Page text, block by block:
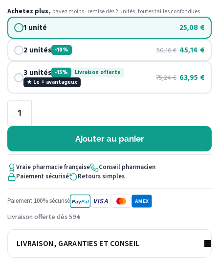
Achetez plus, payez moins · remise dès 2 unités, toutes tailles confondues
1 unité 25,08 €
2 unités -10% 50,16€ 45,14 €
3 unités -15%
Livraison offerte
★ Le + avantageux
75,24€ 63,95 €
Ajouter au panier
Vraie pharmacie française
Conseil pharmacien
Paiement sécurisé
Retours simples
Paiement 100% sécurisé PayPal VISA AMEX
Livraison offerte dès 59 €
LIVRAISON, GARANTIES ET CONSEIL